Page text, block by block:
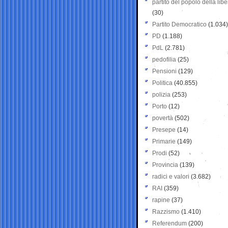
partito del popolo della
(30)
Partito Democratico (1.034)
PD (1.188)
PdL (2.781)
pedofilia (25)
Pensioni (129)
Politica (40.855)
polizia (253)
Porto (12)
povertà (502)
Presepe (14)
Primarie (149)
Prodi (52)
Provincia (139)
radici e valori (3.682)
RAI (359)
rapine (37)
Razzismo (1.410)
Referendum (200)